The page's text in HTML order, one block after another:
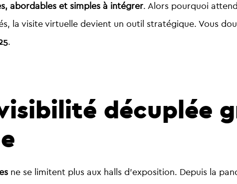
abordables et simples à intégrer. Alors pourquoi
la visite virtuelle devient un outil stratégique. Vous
.
décuplée
ne se limitent plus aux halls d’exposition. Depuis la